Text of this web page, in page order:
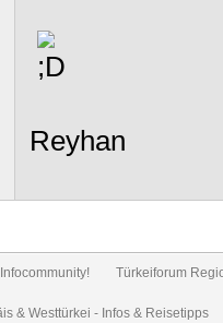
Reyhan
Türkeiforum
& Westtürkei - Infos & Reisetipps